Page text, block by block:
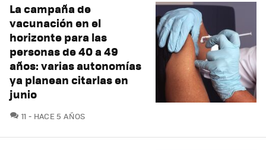
La campaña de
vacunación en el
horizonte para las
personas de 40 a 49
años: varias autonomías
ya planean citarlas en
junio
11 COMENTARIOS
HACE 5 AÑOS